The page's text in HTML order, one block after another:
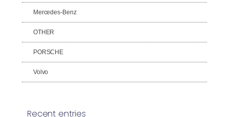
Mercedes-Benz
OTHER
PORSCHE
Volvo
Recent entries